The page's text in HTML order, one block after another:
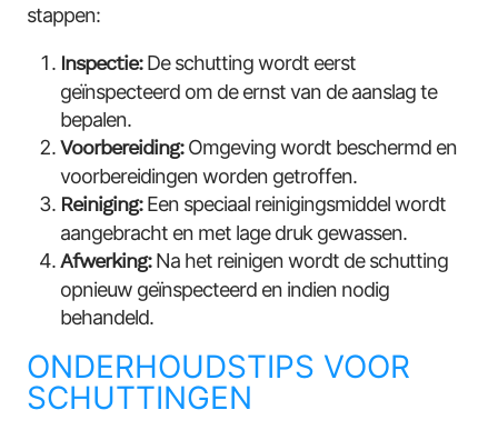
stappen:
Inspectie:De schutting wordt eerst
geïnspecteerd om de ernst van de aanslag te
bepalen.
Voorbereiding:Omgeving wordt beschermd en
voorbereidingen worden getroffen.
Reiniging:Een speciaal reinigingsmiddel wordt
aangebracht en met lage druk gewassen.
Afwerking:Na het reinigen wordt de schutting
opnieuw geïnspecteerd en indien nodig
behandeld.
ONDERHOUDSTIPS VOOR
SCHUTTINGEN